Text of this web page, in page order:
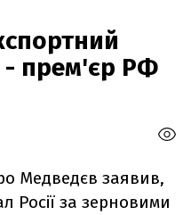
- прем'єр РФ
Медведєв заявив,
Росії за зерновими